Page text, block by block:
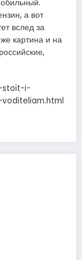
а вот
вслед за
картина и на
stoit-i-